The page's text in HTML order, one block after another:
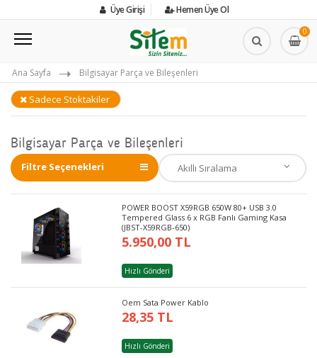
Üye Girişi Hemen Üye Ol
0
Ana Sayfa Bilgisayar Parça ve Bileşenleri
Sadece Stoktakiler
Bilgisayar Parça ve Bileşenleri
Filtre Seçenekleri
POWER BOOST X59RGB 650W 80+ USB 3.0
Tempered Glass 6 x RGB Fanlı Gaming Kasa
(JBST-X59RGB-650)
5.950,00 TL
Hızlı Gönderi
Oem Sata Power Kablo
28,35 TL
Hızlı Gönderi